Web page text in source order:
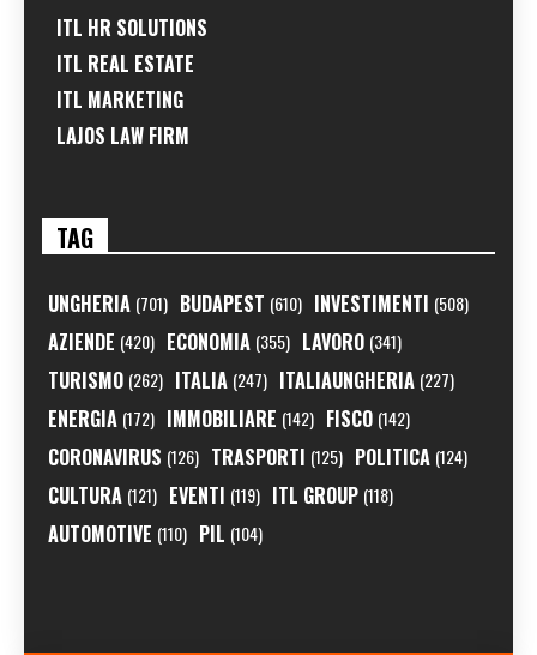
ITL HR SOLUTIONS
ITL REAL ESTATE
ITL MARKETING
LAJOS LAW FIRM
TAG
UNGHERIA (701) BUDAPEST (610) INVESTIMENTI (508)
AZIENDE (420) ECONOMIA (355) LAVORO (341)
TURISMO (262) ITALIA (247) ITALIAUNGHERIA (227)
ENERGIA (172) IMMOBILIARE (142) FISCO (142)
CORONAVIRUS (126) TRASPORTI (125) POLITICA (124)
CULTURA (121) EVENTI (119) ITL GROUP (118)
AUTOMOTIVE (110) PIL (104)